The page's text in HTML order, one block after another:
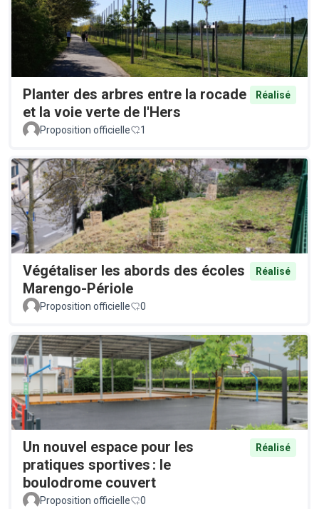
Planter des arbres entre la rocade
et la voie verte de l'Hers
Réalisé
Proposition officielle 1
Végétaliser les abords des écoles
Marengo-Périole
Réalisé
Proposition officielle 0
Un nouvel espace pour les
pratiques sportives : le
boulodrome couvert
Réalisé
Proposition officielle 0